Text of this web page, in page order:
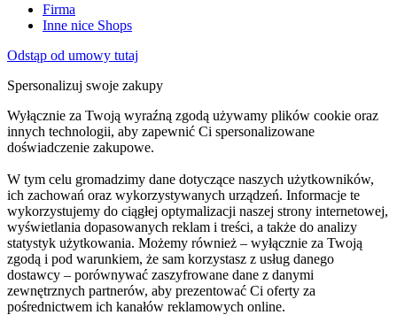
Firma
Inne nice Shops
Odstąp od umowy tutaj
Spersonalizuj swoje zakupy
Wyłącznie za Twoją wyraźną zgodą używamy plików cookie oraz
innych technologii, aby zapewnić Ci spersonalizowane
doświadczenie zakupowe.
W tym celu gromadzimy dane dotyczące naszych użytkowników,
ich zachowań oraz wykorzystywanych urządzeń. Informacje te
wykorzystujemy do ciągłej optymalizacji naszej strony internetowej,
wyświetlania dopasowanych reklam i treści, a także do analizy
statystyk użytkowania. Możemy również – wyłącznie za Twoją
zgodą i pod warunkiem, że sam korzystasz z usług danego
dostawcy – porównywać zaszyfrowane dane z danymi
zewnętrznych partnerów, aby prezentować Ci oferty za
pośrednictwem ich kanałów reklamowych online.